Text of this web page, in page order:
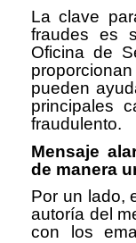
La clave
fraudes es
Oficina de
pueden
principales
fraudulento.
Mensaje
de manera
Por un lado,
autoría del
con los